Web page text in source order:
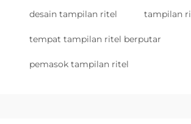
desain tampilan ritel tampilan
tempat tampilan ritel berputar
pemasok tampilan ritel